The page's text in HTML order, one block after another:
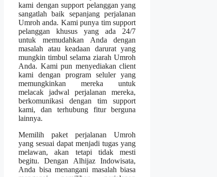
kami dengan support pelanggan yang
sangatlah baik sepanjang perjalanan
Umroh anda. Kami punya tim support
pelanggan khusus yang ada 24/7
untuk memudahkan Anda dengan
masalah atau keadaan darurat yang
mungkin timbul selama ziarah Umroh
Anda. Kami pun menyediakan client
kami dengan program seluler yang
memungkinkan mereka untuk
melacak jadwal perjalanan mereka,
berkomunikasi dengan tim support
kami, dan terhubung fitur berguna
lainnya.
Memilih paket perjalanan Umroh
yang sesuai dapat menjadi tugas yang
melawan, akan tetapi tidak mesti
begitu. Dengan Alhijaz Indowisata,
Anda bisa menangani masalah biasa